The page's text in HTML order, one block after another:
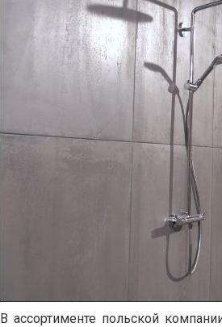
В ассортименте польской